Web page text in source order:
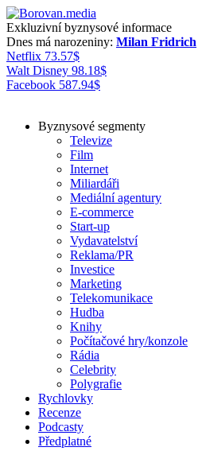
Exkluzivní byznysové informace
Dnes má narozeniny: Milan Fridrich
Netflix 73.57$
Walt Disney 98.18$
Facebook 587.94$
Byznysové segmenty
Televize
Film
Internet
Miliardáři
Mediální agentury
E-commerce
Start-up
Vydavatelství
Reklama/PR
Investice
Marketing
Telekomunikace
Hudba
Knihy
Počítačové hry/konzole
Rádia
Celebrity
Polygrafie
Rychlovky
Recenze
Podcasty
Předplatné